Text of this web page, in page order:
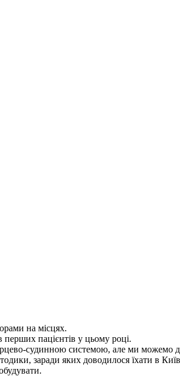
на місцях.
пацієнтів у цьому році.
судинною системою, але ми можемо
заради яких доводилося їхати в